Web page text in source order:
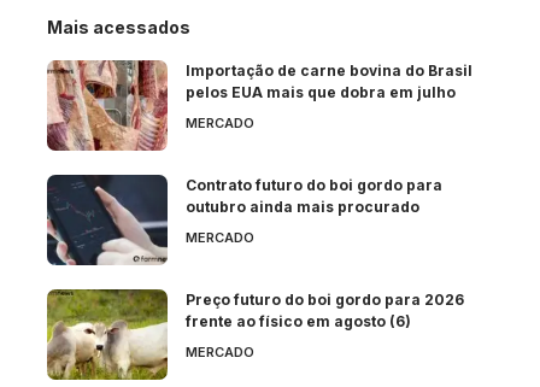
Mais acessados
Importação de carne bovina do Brasil
pelos EUA mais que dobra em julho
MERCADO
Contrato futuro do boi gordo para
outubro ainda mais procurado
MERCADO
Preço futuro do boi gordo para 2026
frente ao físico em agosto (6)
MERCADO